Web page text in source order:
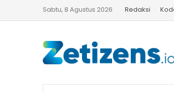
Sabtu, 8 Agustus 2026 Redaksi